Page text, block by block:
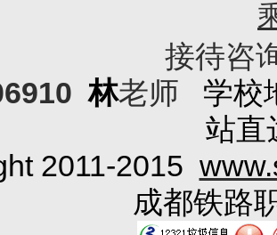
待咨询电
林老师 学校
站直
2011-2015
成都铁路